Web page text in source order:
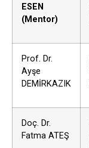
ESEN
(Mentor)
Prof. Dr.
Ayşe
DEMİRKAZIK
Doç. Dr.
Fatma ATEŞ